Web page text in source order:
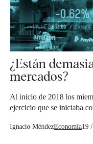
¿Están
mercados?
Al inicio de 2018 los
ejercicio que se iniciaba
Ignacio MéndezEconomía19